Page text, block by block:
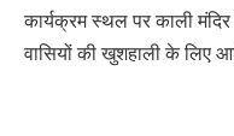
कार्यक्रम स्थल पर काली
वासियों की खुशहाली के लिए